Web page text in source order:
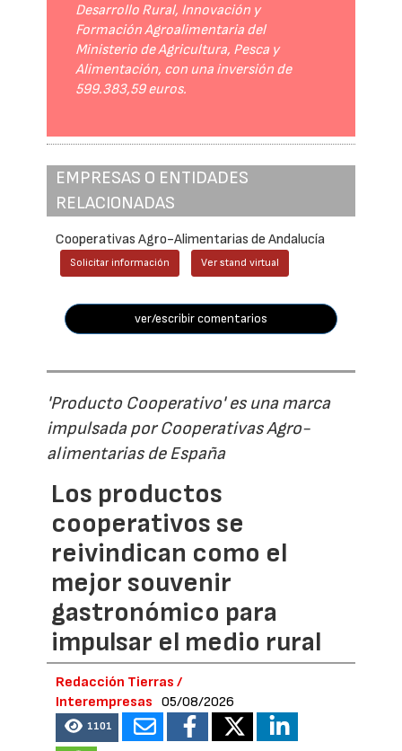
Desarrollo Rural, Innovación y
Formación Agroalimentaria del
Ministerio de Agricultura, Pesca y
Alimentación, con una inversión de
599.383,59 euros.
EMPRESAS O ENTIDADES
RELACIONADAS
Cooperativas Agro-Alimentarias de Andalucía
Solicitar información Ver stand virtual
ver/escribir comentarios
'Producto Cooperativo' es una marca
impulsada por Cooperativas Agro-
alimentarias de España
Los productos
cooperativos se
reivindican como el
mejor souvenir
gastronómico para
impulsar el medio rural
Redacción Tierras /
Interempresas
05/08/2026
1101